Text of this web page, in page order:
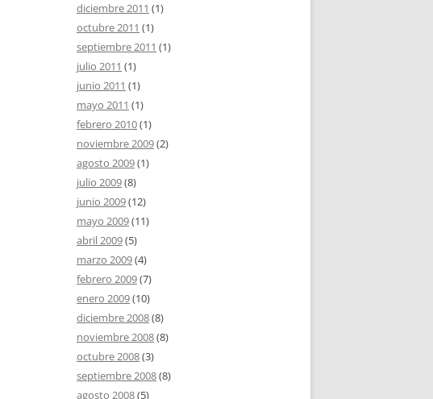
diciembre 2011 (1)
octubre 2011 (1)
septiembre 2011 (1)
julio 2011 (1)
junio 2011 (1)
mayo 2011 (1)
febrero 2010(1)
noviembre 2009(2)
agosto 2009(1)
julio 2009(8)
junio 2009(12)
mayo 2009(11)
abril 2009(5)
marzo 2009(4)
febrero 2009(7)
enero 2009(10)
diciembre 2008(8)
noviembre 2008(8)
octubre 2008(3)
septiembre 2008(8)
agosto 2008(5)